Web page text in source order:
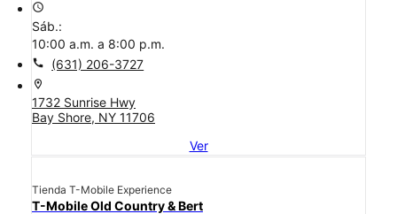
access_time
Sáb.:
10:00 a.m. a 8:00 p.m.
call (631) 206-3727
location_on
1732 Sunrise Hwy
Bay Shore, NY 11706
Ver
Tienda T-Mobile Experience
T-Mobile Old Country & Bert